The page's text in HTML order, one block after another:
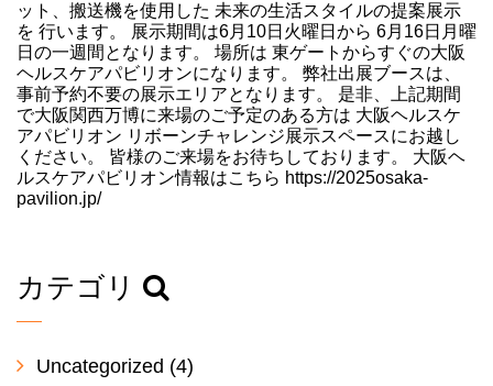
カテゴリ
Uncategorized (4)
ット、搬送機を使用した 未来の生活スタイルの提案展示
を 行います。 展示期間は6月10日火曜日から 6月16日月曜
日の一週間となります。 場所は 東ゲートからすぐの大阪
ヘルスケアパビリオンになります。 弊社出展ブースは、
事前予約不要の展示エリアとなります。 是非、上記期間
で大阪関西万博に来場のご予定のある方は 大阪ヘルスケ
アパビリオン リボーンチャレンジ展示スペースにお越し
ください。 皆様のご来場をお待ちしております。 大阪ヘ
ルスケアパビリオン情報はこちら https://2025osaka-
pavilion.jp/